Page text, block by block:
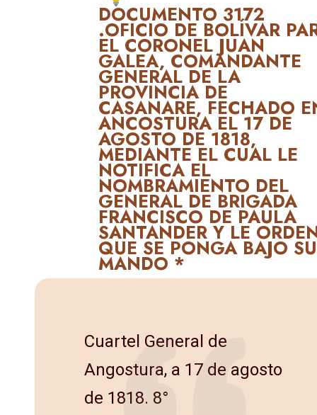
DOCUMENTO 3172
.OFICIO DE BOLÍVAR
EL CORONEL JUAN
GALEA, COMANDANTE
GENERAL DE LA
PROVINCIA DE
CASANARE, FECHADO
ANCOSTURA EL 17 DE
AGOSTO DE 1818,
MEDIANTE EL CUAL LE
NOTIFICA EL
NOMBRAMIENTO DEL
GENERAL DE BRIGADA
FRANCISCO DE PAULA
SANTANDER Y LE
QUE SE PONGA BAJO SU
MANDO *
Cuartel General de
Angostura, a 17 de agosto
de 1818. 8°